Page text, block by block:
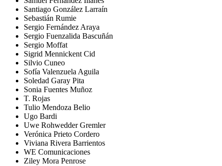
Santiago González Larraín
Sebastián Rumie
Sergio Fernández Araya
Sergio Fuenzalida Bascuñán
Sergio Moffat
Sigrid Mennickent Cid
Silvio Cuneo
Sofía Valenzuela Aguila
Soledad Garay Pita
Sonia Fuentes Muñoz
T. Rojas
Tulio Mendoza Belio
Ugo Bardi
Uwe Rohwedder Gremler
Verónica Prieto Cordero
Viviana Rivera Barrientos
WE Comunicaciones
Ziley Mora Penrose